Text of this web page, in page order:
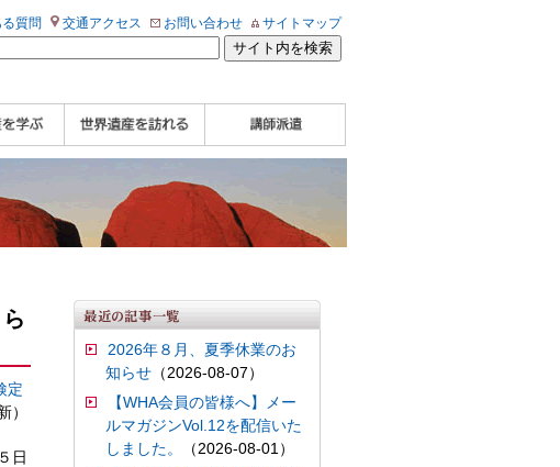
質問 交通アクセス お問い合わせ サイトマップ
ささや
ギャラリ
ブログ
公式
動画 WHA認定講師について
WHA認定講師 紹介
WHA認定講師 紹介
自治体・民間団体関
企業関係者の方へ
学校・教育関係者の
定
）
日
2026年８月、夏季休業のお
知らせ（2026-08-07）
【WHA会員の皆様へ】メー
ルマガジンVol.12を配信いた
しました。
（2026-08-01）